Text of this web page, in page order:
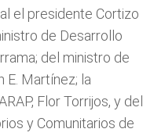
el presidente Cortizo
de Desarrollo
del ministro de
E. Martínez; la
Flor Torrijos, y del
y Comunitarios de